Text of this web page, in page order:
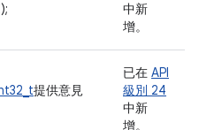
中新
增。
提供意見
已在 API
級別 24
中新
增。